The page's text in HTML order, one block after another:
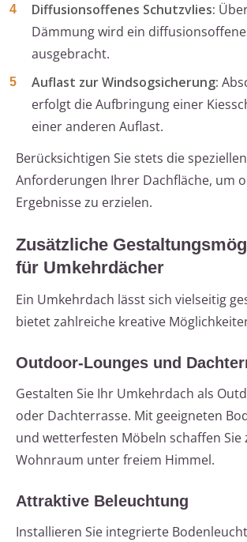
Diffusionsoffenes Schutzvlies:
Dämmung wird ein
ausgebracht.
Auflast zur Windsogsicherung:
erfolgt die Aufbringung einer
einer anderen Auflast.
Berücksichtigen Sie stets die speziellen
Anforderungen Ihrer Dachfläche, um
Ergebnisse zu erzielen.
Zusätzliche
für Umkehrdächer
Ein Umkehrdach lässt sich vielseitig
bietet zahlreiche kreative
Outdoor-Lounges und
Gestalten Sie Ihr Umkehrdach als
oder Dachterrasse. Mit geeigneten
und wetterfesten Möbeln schaffen Sie
Wohnraum unter freiem Himmel.
Attraktive Beleuchtung
Installieren Sie integrierte